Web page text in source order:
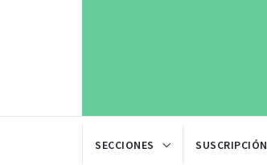
SECCIONES SUSCRIPCIÓN